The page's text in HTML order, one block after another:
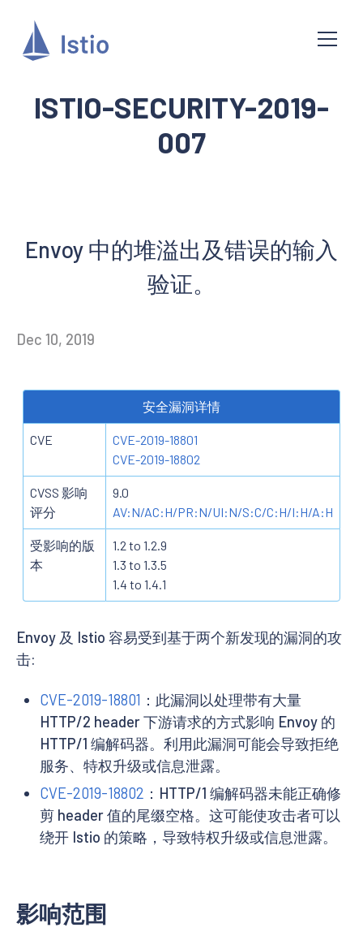
ISTIO-SECURITY-2019-
007
Envoy 中的堆溢出及错误的输入
验证。
Dec 10, 2019
安全漏洞详情
CVE
CVE-2019-18801
CVE-2019-18802
CVSS 影响
评分
9.0
AV:N/AC:H/PR:N/UI:N/S:C/C:H/I:H/A:H
受影响的版
本
1.2 to 1.2.9
1.3 to 1.3.5
1.4 to 1.4.1
Envoy 及 Istio 容易受到基于两个新发现的漏洞的攻
击:
CVE-2019-18801 ：此漏洞以处理带有大量
HTTP/2 header 下游请求的方式影响 Envoy 的
HTTP/1 编解码器。利用此漏洞可能会导致拒绝
服务、特权升级或信息泄露。
CVE-2019-18802 ：HTTP/1 编解码器未能正确修
剪 header 值的尾缀空格。这可能使攻击者可以
绕开 Istio 的策略，导致特权升级或信息泄露。
影响范围